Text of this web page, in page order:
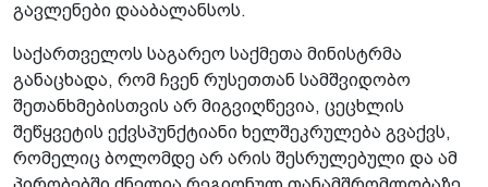
გავლენები დააბალანსოს.
საქართველოს საგარეო საქმეთა მინისტრმა
განაცხადა, რომ ჩვენ რუსეთთან სამშვიდობო
შეთანხმებისთვის არ მიგვიღწევია, ცეცხლის
შეწყვეტის ექვსპუნქტიანი ხელშეკრულება გვაქვს,
რომელიც ბოლომდე არ არის შესრულებული და ამ